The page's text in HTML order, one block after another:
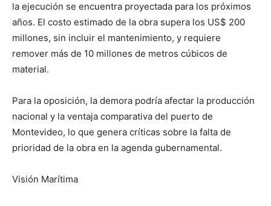
la ejecución se encuentra proyectada para los próximos
años. El costo estimado de la obra supera los US$ 200
millones, sin incluir el mantenimiento, y requiere
remover más de 10 millones de metros cúbicos de
material.
Para la oposición, la demora podría afectar la producción
nacional y la ventaja comparativa del puerto de
Montevideo, lo que genera críticas sobre la falta de
prioridad de la obra en la agenda gubernamental.
Visión Marítima